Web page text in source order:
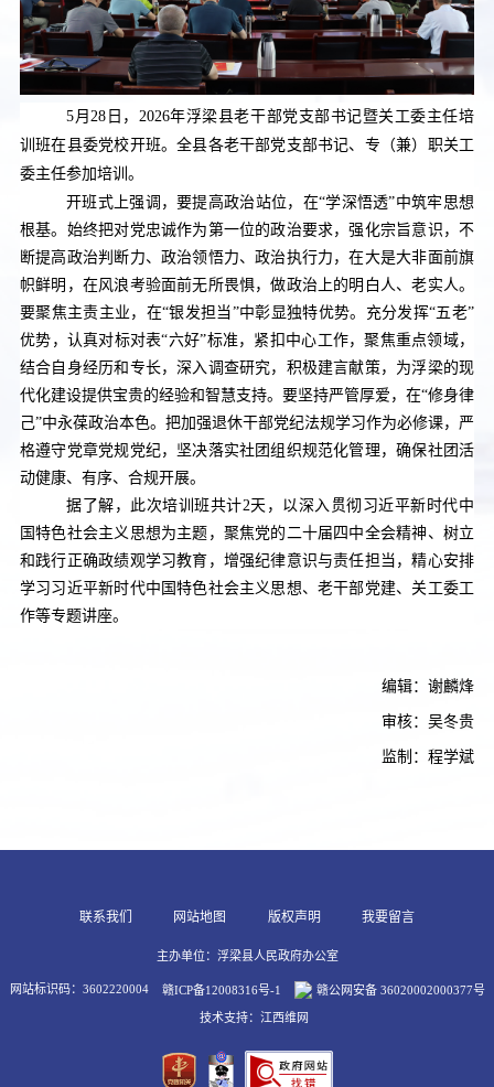
5月28日，2026年浮梁县老干部党支部书记暨关工委主任培
训班在县委党校开班。全县各老干部党支部书记、专（兼）职关工
委主任参加培训。
开班式上强调，要提高政治站位，在“学深悟透”中筑牢思想
根基。始终把对党忠诚作为第一位的政治要求，强化宗旨意识，不
断提高政治判断力、政治领悟力、政治执行力，在大是大非面前旗
帜鲜明，在风浪考验面前无所畏惧，做政治上的明白人、老实人。
要聚焦主责主业，在“银发担当”中彰显独特优势。充分发挥“五老”
优势，认真对标对表“六好”标准，紧扣中心工作，聚焦重点领域，
结合自身经历和专长，深入调查研究，积极建言献策，为浮梁的现
代化建设提供宝贵的经验和智慧支持。要坚持严管厚爱，在“修身律
己”中永葆政治本色。把加强退休干部党纪法规学习作为必修课，严
格遵守党章党规党纪，坚决落实社团组织规范化管理，确保社团活
动健康、有序、合规开展。
据了解，此次培训班共计2天，以深入贯彻习近平新时代中
国特色社会主义思想为主题，聚焦党的二十届四中全会精神、树立
和践行正确政绩观学习教育，增强纪律意识与责任担当，精心安排
学习习近平新时代中国特色社会主义思想、老干部党建、关工委工
作等专题讲座。
编辑：谢麟烽
审核：吴冬贵
监制：程学斌
联系我们 网站地图 版权声明 我要留言
主办单位：浮梁县人民政府办公室
网站标识码：3602220004 赣ICP备12008316号-1 赣公网安备 36020002000377号
技术支持：江西维网